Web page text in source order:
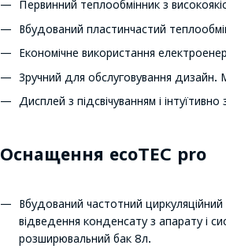
Первинний теплообмінник з
Вбудований пластинчастий
Економічне використання
Зручний для обслуговування
Дисплей з підсвічуванням і
Оснащення ecoTEC pro
Вбудований частотний
відведення конденсату з апарату і
розширювальний бак 8л.